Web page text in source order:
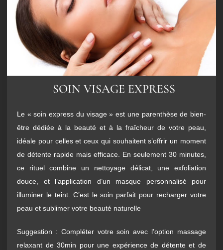
SOIN VISAGE EXPRESS
Le « soin express du visage » est une parenthèse de bien-
être dédiée à la beauté et à la fraîcheur de votre peau,
idéale pour celles et ceux qui souhaitent s’offrir un moment
de détente rapide mais efficace. En seulement 30 minutes,
ce rituel combine un nettoyage délicat, une exfoliation
douce, et l’application d’un masque personnalisé pour
illuminer le teint. C’est le soin parfait pour recharger votre
peau et sublimer votre beauté naturelle
Suggestion : Compléter votre soin avec l’option massage
relaxant de 30min pour une expérience de détente et de